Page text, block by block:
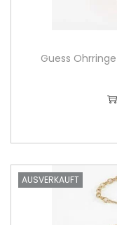
Guess
AUSVERKAUFT